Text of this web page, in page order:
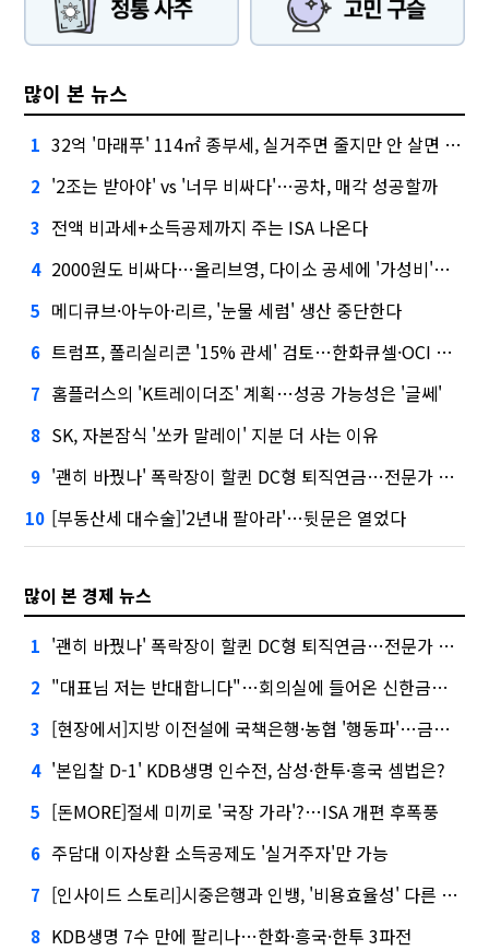
많이 본 뉴스
1 32억 '마래푸' 114㎡ 종부세, 실거주면 줄지만 안 살면 2.5배
2 '2조는 받아야' vs '너무 비싸다'…공차, 매각 성공할까
3 전액 비과세+소득공제까지 주는 ISA 나온다
4 2000원도 비싸다…올리브영, 다이소 공세에 '가성비'로 맞불
5 메디큐브·아누아·리르, '눈물 세럼' 생산 중단한다
6 트럼프, 폴리실리콘 '15% 관세' 검토…한화큐셀·OCI 영향은?
7 홈플러스의 'K트레이더조' 계획…성공 가능성은 '글쎄'
8 SK, 자본잠식 '쏘카 말레이' 지분 더 사는 이유
9 '괜히 바꿨나' 폭락장이 할퀸 DC형 퇴직연금…전문가 조언은
10 [부동산세 대수술]'2년내 팔아라'…뒷문은 열었다
많이 본 경제 뉴스
1 '괜히 바꿨나' 폭락장이 할퀸 DC형 퇴직연금…전문가 조언은
2 "대표님 저는 반대합니다"…회의실에 들어온 신한금융 AI
3 [현장에서]지방 이전설에 국책은행·농협 '행동파'…금감원 '신중모드'
4 '본입찰 D-1' KDB생명 인수전, 삼성·한투·흥국 셈법은?
5 [돈MORE]절세 미끼로 '국장 가라'?…ISA 개편 후폭풍
6 주담대 이자상환 소득공제도 '실거주자'만 가능
7 [인사이드 스토리]시중은행과 인뱅, '비용효율성' 다른 잣대 왜?
8 KDB생명 7수 만에 팔리나…한화·흥국·한투 3파전